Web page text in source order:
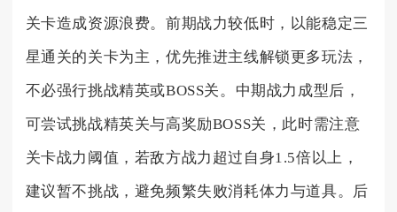
关卡造成资源浪费。前期战力较低时，以能稳定三
星通关的关卡为主，优先推进主线解锁更多玩法，
不必强行挑战精英或BOSS关。中期战力成型后，
可尝试挑战精英关与高奖励BOSS关，此时需注意
关卡战力阈值，若敌方战力超过自身1.5倍以上，
建议暂不挑战，避免频繁失败消耗体力与道具。后